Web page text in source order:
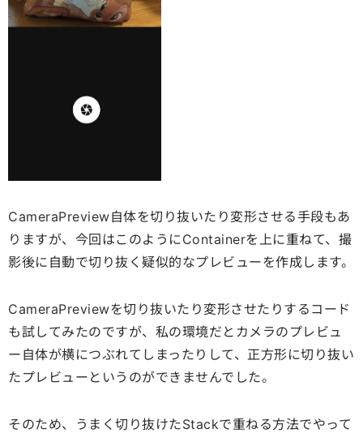
CameraPreview自体を切り抜いたり変形させる手段もあ
りますが、今回はこのようにContainerを上に重ねて、撮
影後に自動で切り抜く疑似的なプレビューを作成します。
CameraPreviewを切り抜いたり変形させたりするコード
も試してみたのですが、私の環境だとカメラのプレビュ
ー自体が横につぶれてしまったりして、正方形に切り抜い
たプレビューというのができませんでした。
そのため、うまく切り抜けたStackで重ねる方法でやって